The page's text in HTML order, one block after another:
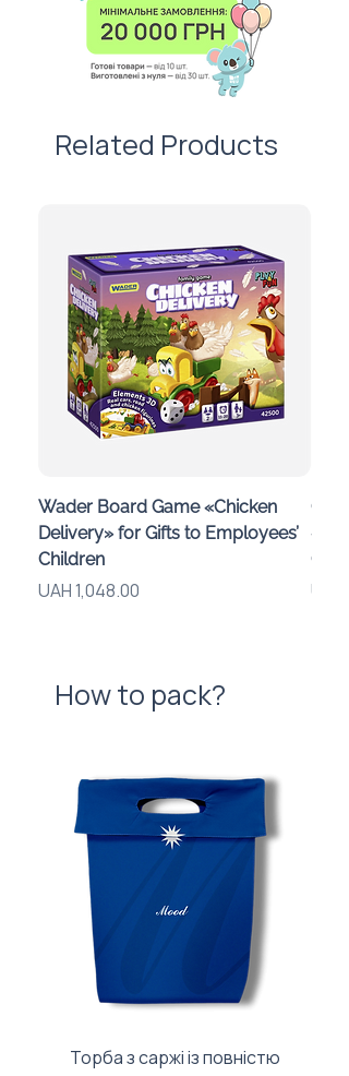
першого враження!
вартості нанесення.
Related Products
Wader Board Game «Chicken
Delivery» for Gifts to Employees’
Children
Price
UAH 1,048.00
«A
Price
UAH
How to pack?
Торба з саржі із повністю